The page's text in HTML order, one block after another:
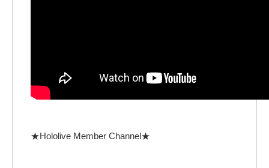
★Hololive Member Channel★